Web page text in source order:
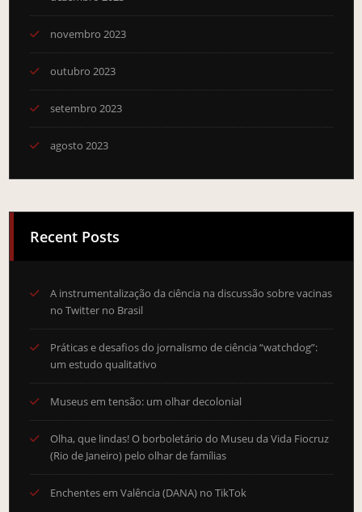
novembro 2023
outubro 2023
setembro 2023
agosto 2023
Recent Posts
A instrumentalização da ciência na discussão sobre vacinas
no Twitter no Brasil
Práticas e desafios do jornalismo de ciência “watchdog”:
um estudo qualitativo
Museus em tensão: um olhar decolonial
Olha, que lindas! O borboletário do Museu da Vida Fiocruz
(Rio de Janeiro) pelo olhar de famílias
Enchentes em Valência (DANA) no TikTok